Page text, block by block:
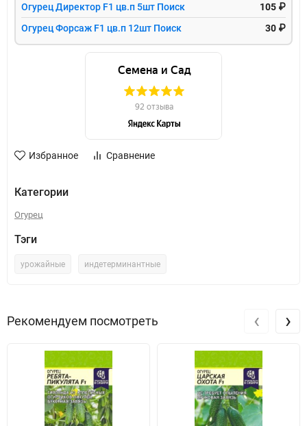
Огурец Директор F1 цв.п 5шт Поиск
105 ₽
Огурец Форсаж F1 цв.п 12шт Поиск
30 ₽
Избранное Сравнение
Категории
Огурец
Тэги
урожайные индетерминантные
Рекомендуем посмотреть ‹ ›